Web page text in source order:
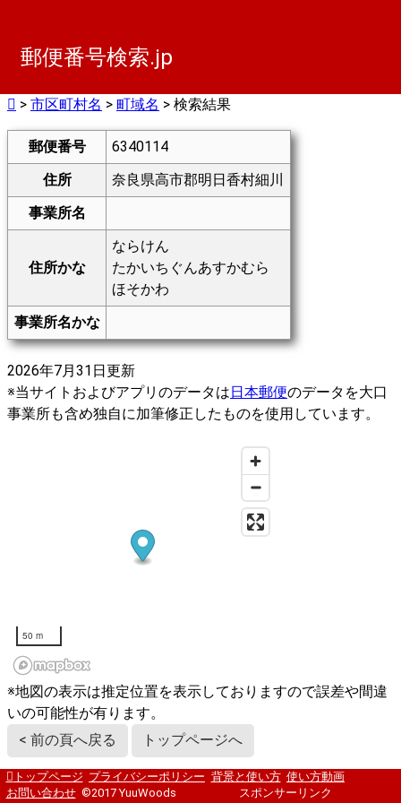
郵便番号検索.jp
> 市区町村名 > 町域名 > 検索結果
郵便番号
6340114
住所
奈良県高市郡明日香村細川
事業所名
住所かな
ならけん
たかいちぐんあすかむら
ほそかわ
事業所名かな
2026年7月31日更新
※当サイトおよびアプリのデータは日本郵便のデータを大口
事業所も含め独自に加筆修正したものを使用しています。
50 m
※地図の表示は推定位置を表示しておりますので誤差や間違
いの可能性が有ります。
< 前の頁へ戻る
トップページへ
トップページ プライバシーポリシー 背景と使い方 使い方動画
お問い合わせ ©2017 YuuWoods スポンサーリンク